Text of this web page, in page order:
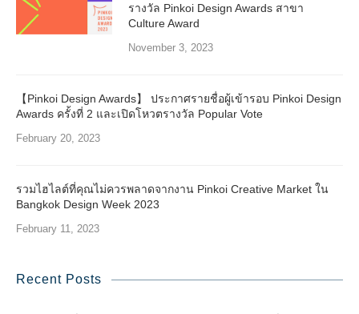
รางวัล Pinkoi Design Awards สาขา
Culture Award
November 3, 2023
【Pinkoi Design Awards】 ประกาศรายชื่อผู้เข้ารอบ Pinkoi Design
Awards ครั้งที่ 2 และเปิดโหวตรางวัล Popular Vote
February 20, 2023
รวมไฮไลต์ที่คุณไม่ควรพลาดจากงาน Pinkoi Creative Market ใน
Bangkok Design Week 2023
February 11, 2023
Recent Posts